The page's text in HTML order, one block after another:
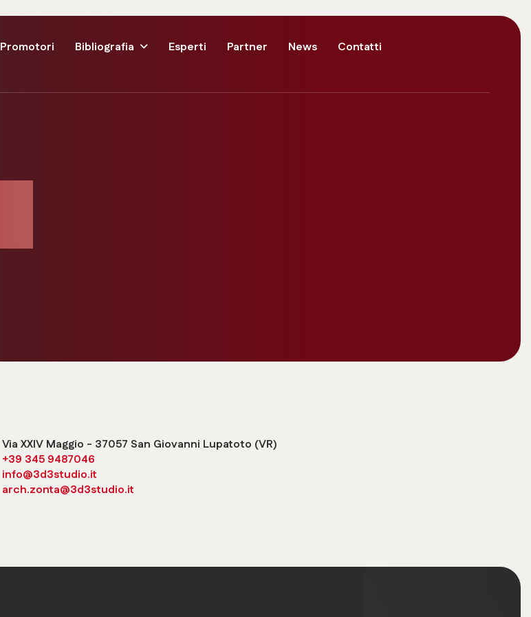
Promotori Bibliografia Esperti Partner News Contatti
Via XXIV Maggio - 37057 San Giovanni Lupatoto (VR)
+39 345 9487046
info@3d3studio.it
arch.zonta@3d3studio.it